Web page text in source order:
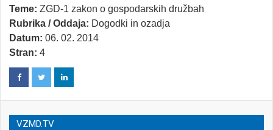
Teme: ZGD-1 zakon o gospodarskih družbah
Rubrika / Oddaja: Dogodki in ozadja
Datum: 06. 02. 2014
Stran: 4
VZMD.TV